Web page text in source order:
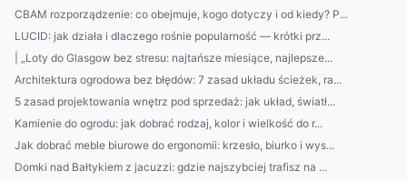
CBAM rozporządzenie: co obejmuje, kogo dotyczy i od kiedy? P...
LUCID: jak działa i dlaczego rośnie popularność — krótki prz...
| „Loty do Glasgow bez stresu: najtańsze miesiące, najlepsze...
Architektura ogrodowa bez błędów: 7 zasad układu ścieżek, ra...
5 zasad projektowania wnętrz pod sprzedaż: jak układ, światł...
Kamienie do ogrodu: jak dobrać rodzaj, kolor i wielkość do r...
Jak dobrać meble biurowe do ergonomii: krzesło, biurko i wys...
Domki nad Bałtykiem z jacuzzi: gdzie najszybciej trafisz na ...